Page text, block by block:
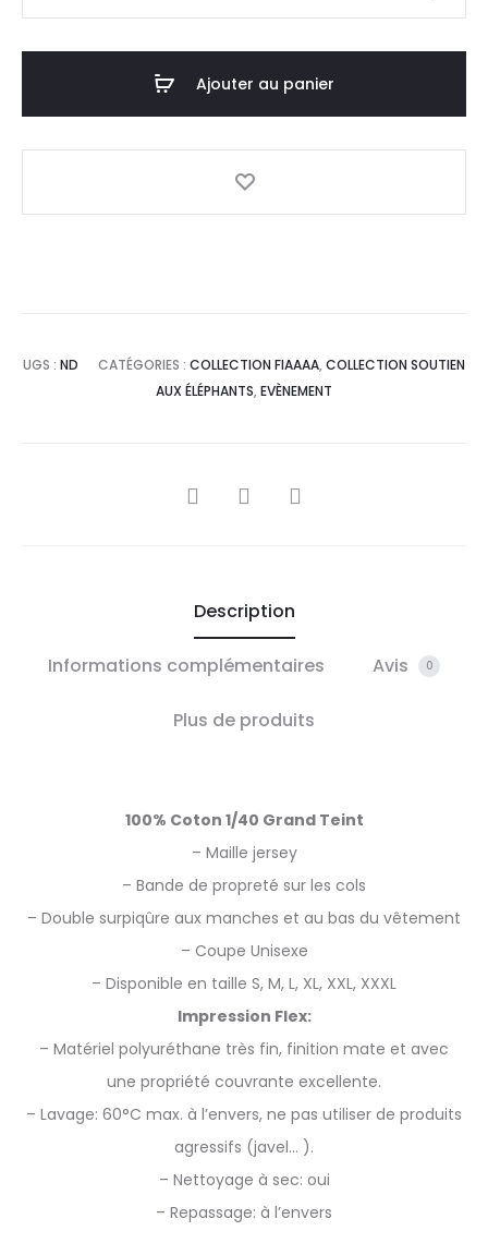
Ajouter au panier
UGS : ND CATÉGORIES : COLLECTION FIAAAA, COLLECTION SOUTIEN
AUX ÉLÉPHANTS, EVÈNEMENT
PARTAGER
Description
Informations complémentaires Avis 0
Plus de produits
100% Coton 1/40 Grand Teint
– Maille jersey
– Bande de propreté sur les cols
– Double surpiqûre aux manches et au bas du vêtement
– Coupe Unisexe
– Disponible en taille S, M, L, XL, XXL, XXXL
Impression Flex:
– Matériel polyuréthane très fin, finition mate et avec
une propriété couvrante excellente.
– Lavage: 60°C max. à l’envers, ne pas utiliser de produits
agressifs (javel… ).
– Nettoyage à sec: oui
– Repassage: à l’envers